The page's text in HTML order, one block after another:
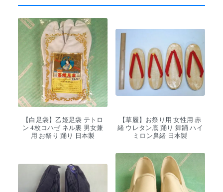
【白足袋】乙姫足袋 テトロ
ン 4枚コハゼ ネル裏 男女兼
用 お祭り 踊り 日本製
【草履】お祭り用 女性用 赤
緒 ウレタン底 踊り 舞踊 ハイ
ミロン鼻緒 日本製